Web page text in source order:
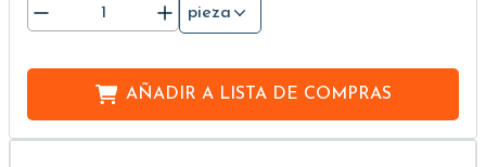
pieza
AÑADIR ALISTA DE COMPRAS